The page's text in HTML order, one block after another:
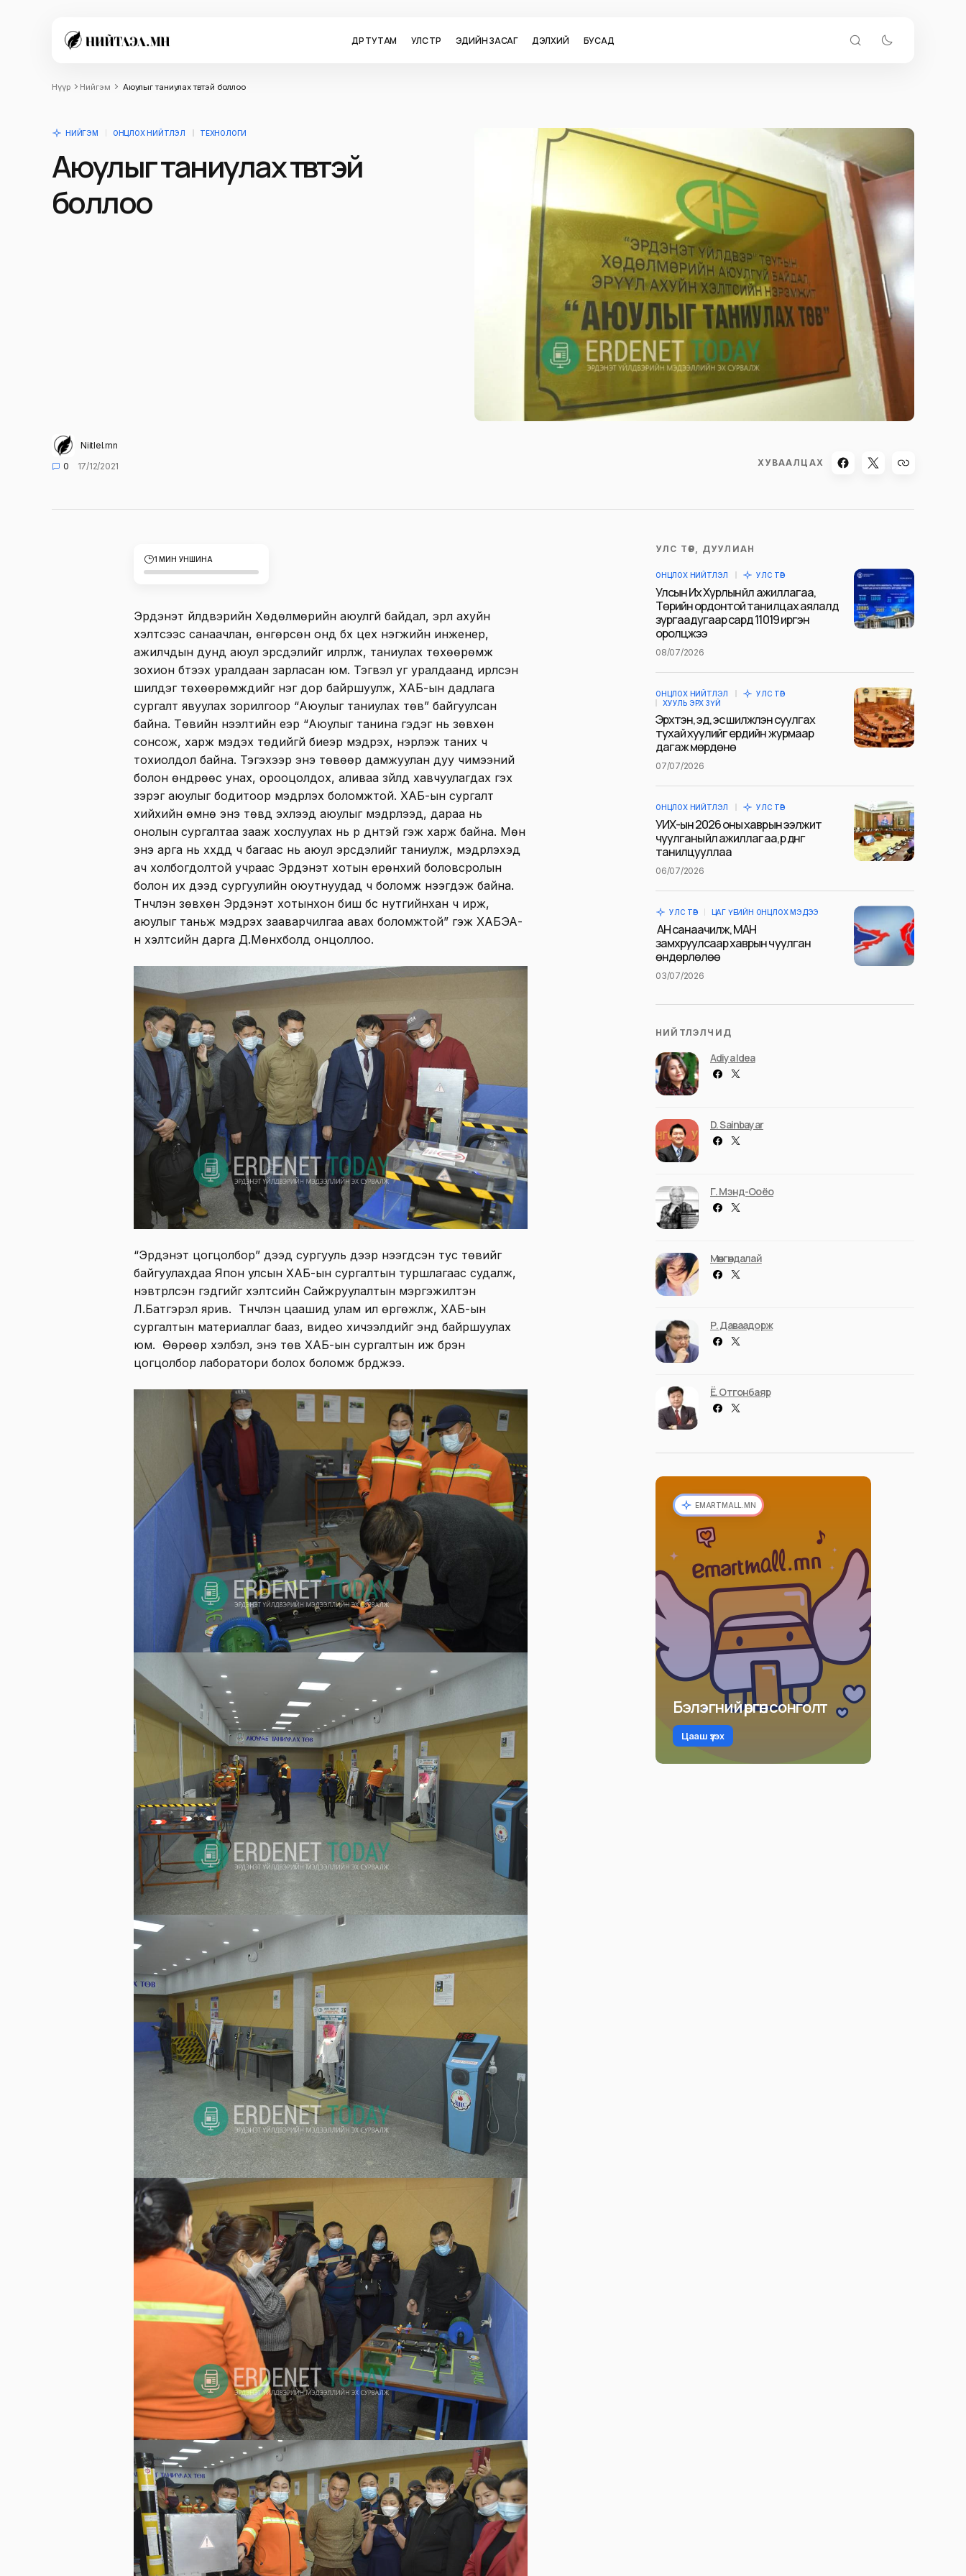
ӨДӨР ТУТАМ УЛС ТӨР ЭДИЙН ЗАСАГ ДЭЛХИЙ БУСАД
Нүүр Нийгэм Аюулыг таниулах төвтэй боллоо
НИЙГЭМ ОНЦЛОХ НИЙТЛЭЛ ТЕХНОЛОГИ
Аюулыг таниулах төвтэй
боллоо
Niitlel.mn
0
17/12/2021 ХУВААЛЦАХ
1 МИН УНШИНА
Эрдэнэт үйлдвэрийн Хөдөлмөрийн аюулгүй байдал, эрүүл ахуйн
хэлтсээс санаачлан, өнгөрсөн онд бүх цех нэгжийн инженер,
ажилчдын дунд аюул эрсдэлийг илрүүлж, таниулах төхөөрөмж
зохион бүтээх уралдаан зарласан юм. Тэгвэл уг уралдаанд ирүүлсэн
шилдэг төхөөрөмжүүдийг нэг дор байршуулж, ХАБ-ын дадлага
сургалт явуулах зорилгоор “Аюулыг таниулах төв” байгуулсан
байна. Төвийн нээлтийн үеэр “Аюулыг танина гэдэг нь зөвхөн
сонсож, харж мэдэх төдийгүй биеэр мэдрэх, үнэрлэж таних ч
тохиолдол байна. Тэгэхээр энэ төвөөр дамжуулан дуу чимээний
болон өндрөөс унах, орооцолдох, аливаа зүйлд хавчуулагдах гэх
зэрэг аюулыг бодитоор мэдрүүлэх боломжтой. ХАБ-ын сургалт
хийхийн өмнө энэ төвд эхлээд аюулыг мэдрүүлээд, дараа нь
онолын сургалтаа зааж хослуулах нь үр дүнтэй гэж харж байна. Мөн
энэ арга нь хүүхдүүд ч багаас нь аюул эрсдэлийг таниулж, мэдрүүлэхэд
ач холбогдолтой учраас Эрдэнэт хотын ерөнхий боловсролын
болон их дээд сургуулийн оюутнуудад ч боломж нээгдэж байна.
Түүнчлэн зөвхөн Эрдэнэт хотынхон биш бүс нутгийнхан ч ирж,
аюулыг таньж мэдрэх зааварчилгаа авах боломжтой” гэж ХАБЭА-
н хэлтсийн дарга Д.Мөнхболд онцоллоо.
“Эрдэнэт цогцолбор” дээд сургууль дээр нээгдсэн тус төвийг
байгуулахдаа Япон улсын ХАБ-ын сургалтын туршлагаас судалж,
нэвтрүүлсэн гэдгийг хэлтсийн Сайжруулалтын мэргэжилтэн
Л.Батгэрэл ярив. Түүнчлэн цаашид улам илүү өргөжүүлж, ХАБ-ын
сургалтын материаллаг бааз, видео хичээлүүдийг энд байршуулах
юм. Өөрөөр хэлбэл, энэ төв ХАБ-ын сургалтын иж бүрэн
цогцолбор лаборатори болох боломж бүрджээ.
УЛС ТӨР, ДУУЛИАН
ОНЦЛОХ НИЙТЛЭЛ УЛС ТӨР
Улсын Их Хурлын үйл ажиллагаа,
Төрийн ордонтой танилцах аялалд
зургаадугаар сард 11019 иргэн
оролцжээ
08/07/2026
ОНЦЛОХ НИЙТЛЭЛ
УЛС ТӨР
ХУУЛЬ ЭРХ ЗҮЙ
Эрхтэн, эд, эс шилжүүлэн суулгах
тухай хуулийг ердийн журмаар
дагаж мөрдөнө
07/07/2026
ОНЦЛОХ НИЙТЛЭЛ УЛС ТӨР
УИХ-ын 2026 оны хаврын ээлжит
чуулганы үйл ажиллагаа, үр дүнг
танилцууллаа
06/07/2026
УЛС ТӨР ЦАГ ҮЕИЙН ОНЦЛОХ МЭДЭЭ
АН санаачилж, МАН
замхруулсаар хаврын чуулган
өндөрлөлөө
03/07/2026
НИЙТЛЭЛЧИД
Adiya Idea
D. Sainbayar
Г. Мэнд-Ооёо
Мөнгөндалай
Р. Даваадорж
Ё. Отгонбаяр
EMARTMALL.MN
Бэлэгний өргөн сонголт
Цааш үзэх